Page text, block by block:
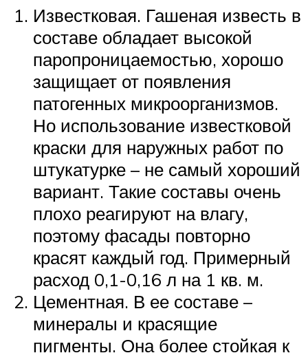
Известковая. Гашеная известь в
составе обладает высокой
паропроницаемостью, хорошо
защищает от появления
патогенных микроорганизмов.
Но использование известковой
краски для наружных работ по
штукатурке – не самый хороший
вариант. Такие составы очень
плохо реагируют на влагу,
поэтому фасады повторно
красят каждый год. Примерный
расход 0,1-0,16 л на 1 кв. м.
Цементная. В ее составе –
минералы и красящие
пигменты. Она более стойкая к